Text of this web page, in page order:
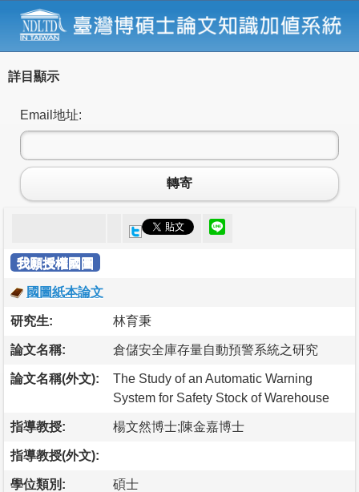
詳目顯示
Email地址:
轉寄
我願授權國圖
國圖紙本論文
研究生: 林育秉
論文名稱: 倉儲安全庫存量自動預警系統之研究
論文名稱(外文):
The Study of an Automatic Warning
System for Safety Stock of Warehouse
指導教授: 楊文然博士;陳金嘉博士
指導教授(外文):
學位類別: 碩士